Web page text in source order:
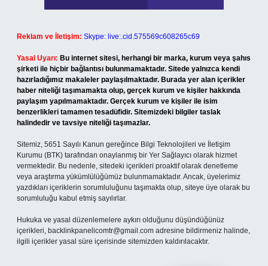
Reklam ve İletişim: Skype: live:.cid.575569c608265c69
Yasal Uyarı: Bu internet sitesi, herhangi bir marka, kurum veya şahıs
şirketi ile hiçbir bağlantısı bulunmamaktadır. Sitede yalnızca kendi
hazırladığımız makaleler paylaşılmaktadır. Burada yer alan içerikler
haber niteliği taşımamakta olup, gerçek kurum ve kişiler hakkında
paylaşım yapılmamaktadır. Gerçek kurum ve kişiler ile isim
benzerlikleri tamamen tesadüfidir. Sitemizdeki bilgiler taslak
halindedir ve tavsiye niteliği taşımazlar.
Sitemiz, 5651 Sayılı Kanun gereğince Bilgi Teknolojileri ve İletişim
Kurumu (BTK) tarafından onaylanmış bir Yer Sağlayıcı olarak hizmet
vermektedir. Bu nedenle, sitedeki içerikleri proaktif olarak denetleme
veya araştırma yükümlülüğümüz bulunmamaktadır. Ancak, üyelerimiz
yazdıkları içeriklerin sorumluluğunu taşımakta olup, siteye üye olarak bu
sorumluluğu kabul etmiş sayılırlar.
Hukuka ve yasal düzenlemelere aykırı olduğunu düşündüğünüz
içerikleri, backlinkpanelicomtr@gmail.com adresine bildirmeniz halinde,
ilgili içerikler yasal süre içerisinde sitemizden kaldırılacaktır.